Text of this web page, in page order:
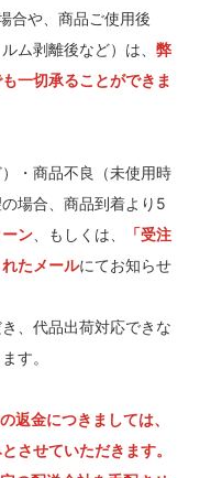
合や、商品ご使用後
ム剥離後など）は、 弊
一切承ることができま
・商品不良（未使用時
場合、商品到着より5
ン 、もしくは、
「受注
たメールにてお知らせ
、代品出荷対応できな
す。
返金につきましては、
させていただきます。